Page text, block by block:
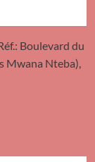
Boulevard du
Mwana Nteba),